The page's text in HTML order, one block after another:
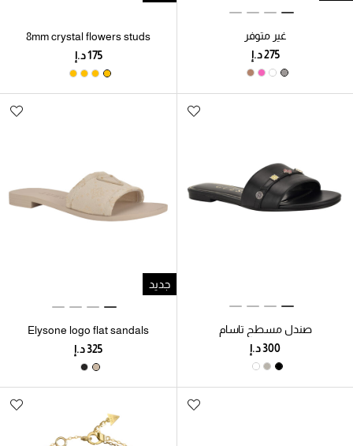
غير متوفر
⁦275⁩ د.إ
8mm crystal flowers studs
⁦175⁩ د.إ
صندل مسطح تاسام
جديد
Elysone logo flat sandals